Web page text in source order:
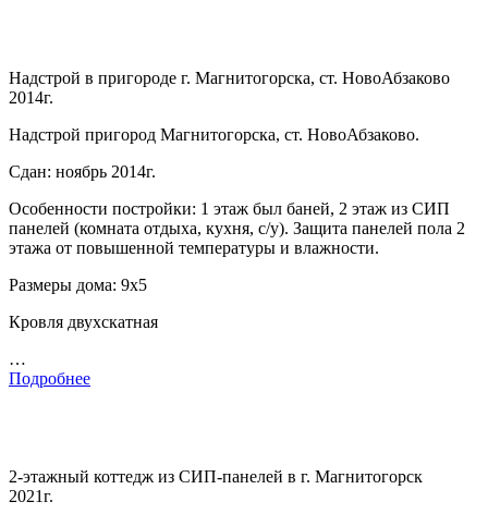
Надстрой в пригороде г. Магнитогорска, ст. НовоАбзаково
2014г.
Надстрой пригород Магнитогорска, ст. НовоАбзаково.
Сдан: ноябрь 2014г.
Особенности постройки: 1 этаж был баней, 2 этаж из СИП
панелей (комната отдыха, кухня, с/у). Защита панелей пола 2
этажа от повышенной температуры и влажности.
Размеры дома: 9х5
Кровля двухскатная
…
Подробнее
2-этажный коттедж из СИП-панелей в г. Магнитогорск
2021г.